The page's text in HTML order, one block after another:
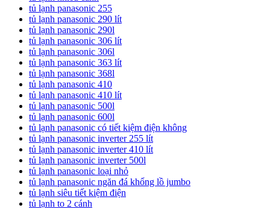
tủ lạnh panasonic 255
tủ lạnh panasonic 290 lít
tủ lạnh panasonic 290l
tủ lạnh panasonic 306 lít
tủ lạnh panasonic 306l
tủ lạnh panasonic 363 lít
tủ lạnh panasonic 368l
tủ lạnh panasonic 410
tủ lạnh panasonic 410 lít
tủ lạnh panasonic 500l
tủ lạnh panasonic 600l
tủ lạnh panasonic có tiết kiệm điện không
tủ lạnh panasonic inverter 255 lít
tủ lạnh panasonic inverter 410 lít
tủ lạnh panasonic inverter 500l
tủ lạnh panasonic loại nhỏ
tủ lạnh panasonic ngăn đá khổng lồ jumbo
tủ lạnh siêu tiết kiệm điện
tủ lạnh to 2 cánh